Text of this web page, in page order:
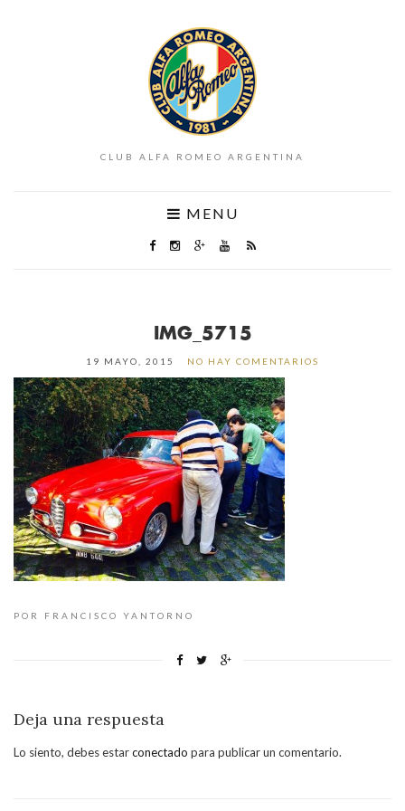
CLUB ALFA ROMEO ARGENTINA
MENU
IMG_5715
19 MAYO, 2015 NO HAY COMENTARIOS
POR FRANCISCO YANTORNO
Deja una respuesta
Lo siento, debes estarconectado para publicar un comentario.